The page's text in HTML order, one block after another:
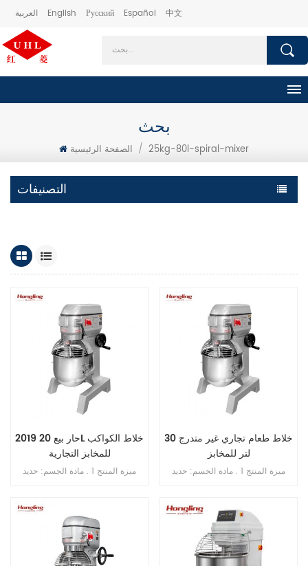
العربية English Русский Español 中文
بحث
الصفحة الرئيسية / 25kg-80l-spiral-mixer
التصنيفات
2019 حار بيع 20L خلاط الكواكب
للمخابز التجارية
ميزة المنتج 1 . مادة الجسم: حديد
ثلاث وظائف 5 . بخطاف , الكرة ,
ضرب . 6 . علبة تروس حمام الزيت .
حارس السلامة
خلاط طعام تجاري غير متدرج 30
لتر للمخابز
ميزة المنتج 1 . مادة الجسم: حديد
محرك دفع نحاسي . 4 . ثلاث سرعات
ثلاث وظائف 5 . بخطاف , الكرة , فوز
ناقل الحركة بالحزام . 8 . مع حارس
السلامة